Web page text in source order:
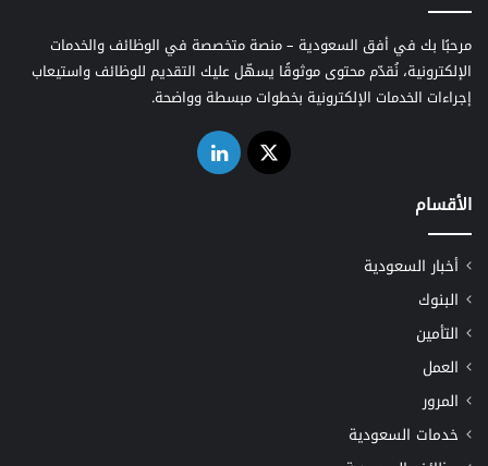
مرحبًا بك في أفق السعودية – منصة متخصصة في الوظائف والخدمات
الإلكترونية، نُقدّم محتوى موثوقًا يسهّل عليك التقديم للوظائف واستيعاب
إجراءات الخدمات الإلكترونية بخطوات مبسطة وواضحة.
‫X لينكدإن
الأقسام
أخبار السعودية
البنوك
التأمين
العمل
المرور
خدمات السعودية